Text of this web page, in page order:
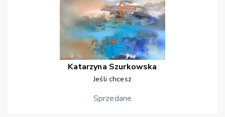
Katarzyna Szurkowska
Jeśli chcesz
Sprzedane